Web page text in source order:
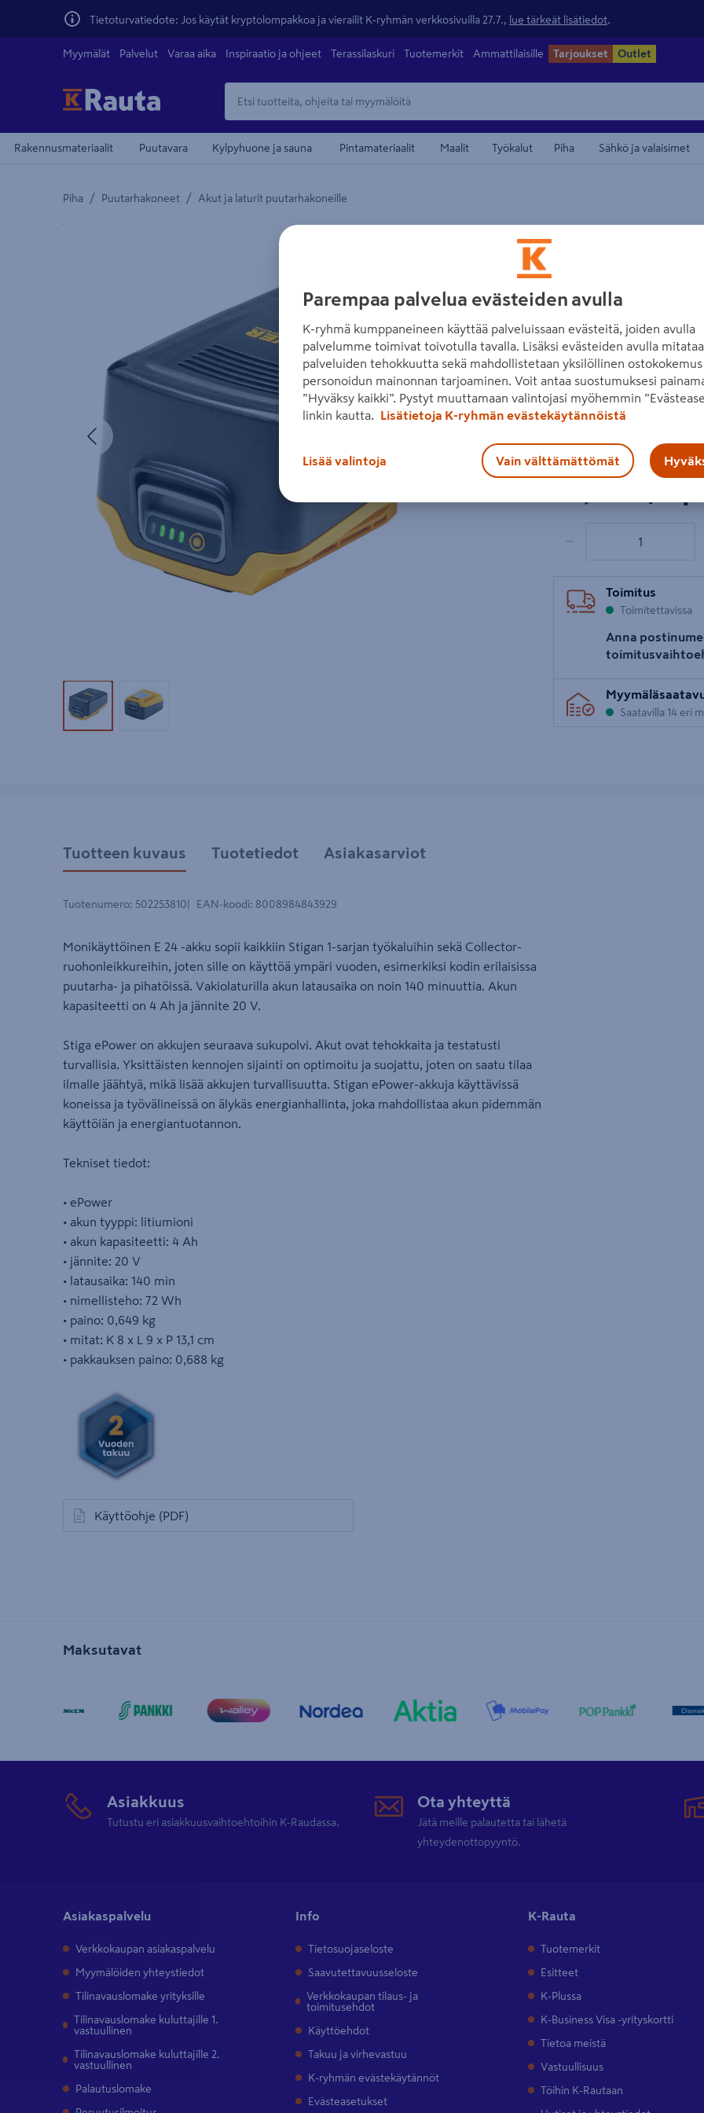
Tietoturvatiedote: Jos käytät kryptolompakkoa ja vierailit K-ryhmän verkkosivuilla 27.7., lue tärkeät lisätiedot
Myymälät Palvelut Varaa aika Inspiraatio ja ohjeet Terassilaskuri Tuotemerkit Ammattilaisille Tarjoukset Outlet
Rakennusmateriaalit Puutavara Kylpyhuone ja sauna Pintamateriaalit Maalit Työkalut Piha Sähkö ja valaisimet
Piha / Puutarhakoneet / Akut ja laturit puutarhakoneille
Yksityiskohtainen kuvaus löytyy Tuotteen kuvaus -maamerkistä
Edellinen
Tuotekuva 1Tuotekuva 2
Akku STIGA E
5.0 1 arvostelu
E-Power E 24 -akku, sopii
ruohonleikkureihin.
Lue koko tuotekuvaus
Katso liitetiedostot
Hinta verkkokaupassa
−
Toimitus
Toimitettavissa
Anna
Saatavilla 14 eri
Tuotteen kuvaus Tuotetiedot Asiakasarviot
Tuotenumero: 502253810 EAN-koodi: 8008984843929
Monikäyttöinen E 24 -akku sopii kaikkiin Stigan 1-sarjan työkaluihin sekä Collector-
ruohonleikkureihin, joten sille on käyttöä ympäri vuoden, esimerkiksi kodin erilaisissa
puutarha- ja pihatöissä. Vakiolaturilla akun latausaika on noin 140 minuuttia. Akun
kapasiteetti on 4 Ah ja jännite 20 V.
Stiga ePower on akkujen seuraava sukupolvi. Akut ovat tehokkaita ja testatusti
turvallisia. Yksittäisten kennojen sijainti on optimoitu ja suojattu, joten on saatu tilaa
ilmalle jäähtyä, mikä lisää akkujen turvallisuutta. Stigan ePower-akkuja käyttävissä
koneissa ja työvälineissä on älykäs energianhallinta, joka mahdollistaa akun pidemmän
käyttöiän ja energiantuotannon.
Tekniset tiedot:
• ePower
• akun tyyppi: litiumioni
• akun kapasiteetti: 4 Ah
• jännite: 20 V
• latausaika: 140 min
• nimellisteho: 72 Wh
• paino: 0,649 kg
• mitat: K 8 x L 9 x P 13,1 cm
• pakkauksen paino: 0,688 kg
Käyttöohje (PDF)
avautuu uuteen välilehteen
Maksutavat
Asiakkuus
Tutustu eri asiakkuusvaihtoehtoihin K-Raudassa.
Ota yhteyttä
Jätä meille palautetta tai lähetä
yhteydenottopyyntö.
Asiakaspalvelu
Verkkokaupan asiakaspalvelu
Myymälöiden yhteystiedot
Tilinavauslomake yrityksille
Tilinavauslomake kuluttajille 1.
vastuullinen
Tilinavauslomake kuluttajille 2.
vastuullinen
Palautuslomake
Info
Tietosuojaseloste
Saavutettavuusseloste
Verkkokaupan tilaus- ja
toimitusehdot
Käyttöehdot
Takuu ja virhevastuu
K-ryhmän evästekäytännöt
Evästeasetukset
K-Rauta
Tuotemerkit
Esitteet
K-Plussa
K-Business Visa -yrityskortti
Tietoa meistä
Vastuullisuus
Töihin K-Rautaan
Parempaa palvelua evästeiden avulla
K-ryhmä kumppaneineen käyttää palveluissaan evästeitä, joiden avulla
palvelumme toimivat toivotulla tavalla. Lisäksi evästeiden avulla
palveluiden tehokkuutta sekä mahdollistetaan yksilöllinen ostokokemus
personoidun mainonnan tarjoaminen. Voit antaa suostumuksesi
”Hyväksy kaikki”. Pystyt muuttamaan valintojasi myöhemmin
linkin kautta.
Lisätietoja K-ryhmän evästekäytännöistä
Lisää valintoja Vain välttämättömät